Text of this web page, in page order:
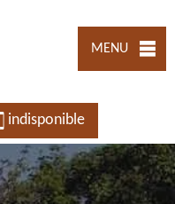
MENU
indisponible